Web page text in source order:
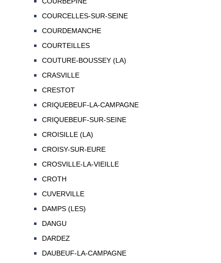
COURCELLES-SUR-SEINE
COURDEMANCHE
COURTEILLES
COUTURE-BOUSSEY (LA)
CRASVILLE
CRESTOT
CRIQUEBEUF-LA-CAMPAGNE
CRIQUEBEUF-SUR-SEINE
CROISILLE (LA)
CROISY-SUR-EURE
CROSVILLE-LA-VIEILLE
CROTH
CUVERVILLE
DAMPS (LES)
DANGU
DARDEZ
DAUBEUF-LA-CAMPAGNE